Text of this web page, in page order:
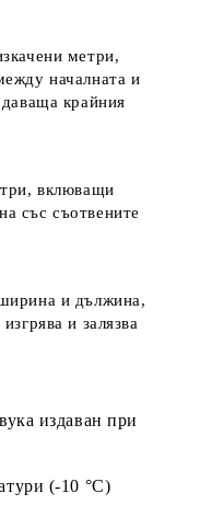
метри,
началната и
крайния
вклюващи
със съотвените
и дължина,
и залязва
издаван при
(-10 °С)